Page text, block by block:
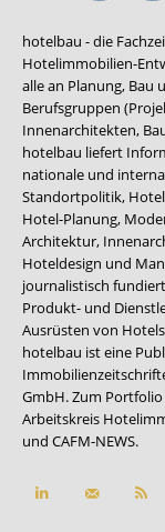
hotelbau - die
Hotelimmobilien-
alle an Planung, Bau
Berufsgruppen
Innenarchitekten,
hotelbau liefert
nationale und
Standortpolitik,
Hotel-Planung,
Architektur,
Hoteldesign und
journalistisch
Produkt- und
Ausrüsten von
hotelbau ist eine
GmbH. Zum
Arbeitskreis
und CAFM-NEWS.